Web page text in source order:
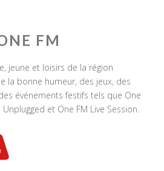
FM
jeune et loisirs de la région
la bonne humeur, des jeux, des
événements festifs tels que One
et One FM Live Session.